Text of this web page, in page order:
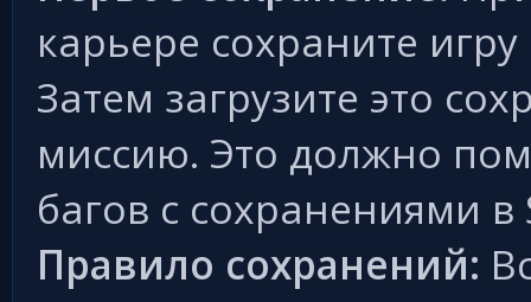
карьере сохраните
Затем загрузите это
миссию. Это должно
багов с сохранениями в
Правило сохранений: